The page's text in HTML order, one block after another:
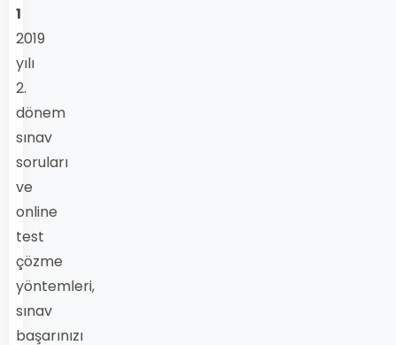
1
2019
yılı
2.
dönem
sınav
soruları
ve
online
test
çözme
yöntemleri,
sınav
başarınızı